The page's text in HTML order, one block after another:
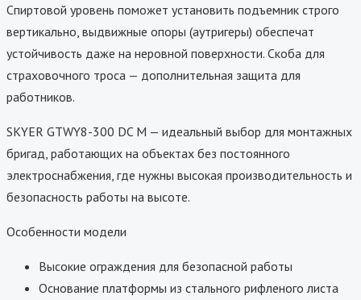
Спиртовой уровень поможет установить подъемник строго
вертикально, выдвижные опоры (аутригеры) обеспечат
устойчивость даже на неровной поверхности. Скоба для
страховочного троса — дополнительная защита для
работников.
SKYER GTWY8-300 DC M — идеальный выбор для монтажных
бригад, работающих на объектах без постоянного
электроснабжения, где нужны высокая производительность и
безопасность работы на высоте.
Особенности модели
Высокие ограждения для безопасной работы
Основание платформы из стального рифленого листа